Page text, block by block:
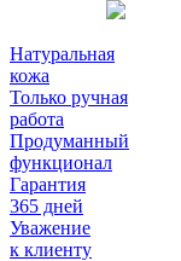
Натуральная
кожа
Только ручная
работа
Продуманный
функционал
Гарантия
365 дней
Уважение
к клиенту